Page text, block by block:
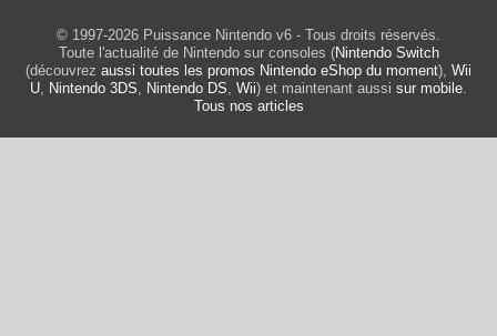
© 1997-2026 Puissance Nintendo v6 - Tous droits réservés.
Toute l'actualité de Nintendo sur consoles (Nintendo Switch
(découvrez aussi toutes les promos Nintendo eShop du moment), Wii
U, Nintendo 3DS, Nintendo DS, Wii) et maintenant aussi sur mobile.
Tous nos articles